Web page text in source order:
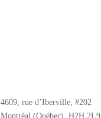
4609, rue d’Iberville, #202
Montréal (Québec), H2H 2L9